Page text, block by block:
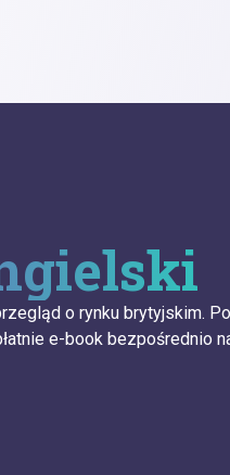
o rynku brytyjskim.
e-book bezpośrednio